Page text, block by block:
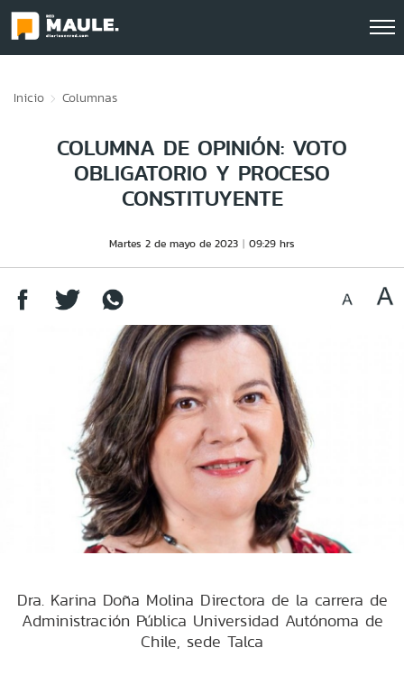
Inicio Columnas
COLUMNA DE OPINIÓN: VOTO
OBLIGATORIO Y PROCESO
CONSTITUYENTE
Martes 2 de mayo de 2023 09:29 hrs
Dra. Karina Doña Molina Directora de la carrera de
Administración Pública Universidad Autónoma de
Chile, sede Talca